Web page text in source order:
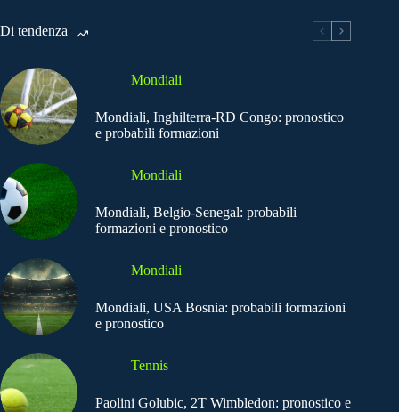
Di tendenza
Mondiali
Mondiali, Inghilterra-RD Congo: pronostico
e probabili formazioni
Mondiali
Mondiali, Belgio-Senegal: probabili
formazioni e pronostico
Mondiali
Mondiali, USA Bosnia: probabili formazioni
e pronostico
Tennis
Paolini Golubic, 2T Wimbledon: pronostico e